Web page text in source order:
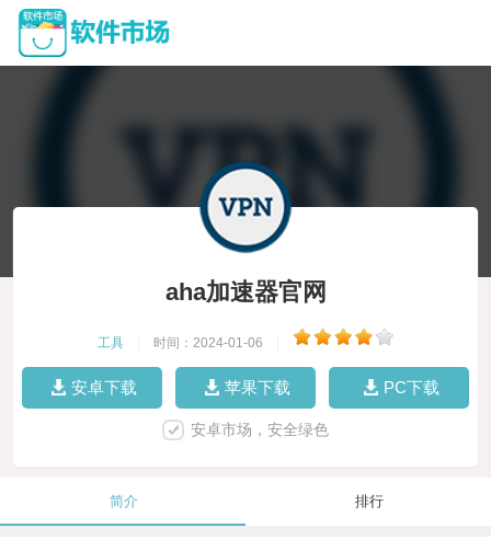
aha加速器官网
工具 时间：2024-01-06
安卓下载 苹果下载 PC下载
安卓市场，安全绿色
简介 排行